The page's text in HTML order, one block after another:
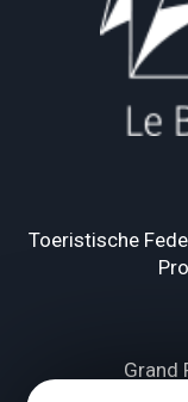
Toeristische
Grand